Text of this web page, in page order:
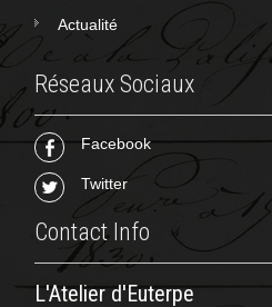
Actualité
Réseaux Sociaux
Facebook
Twitter
Contact Info
L'Atelier d'Euterpe